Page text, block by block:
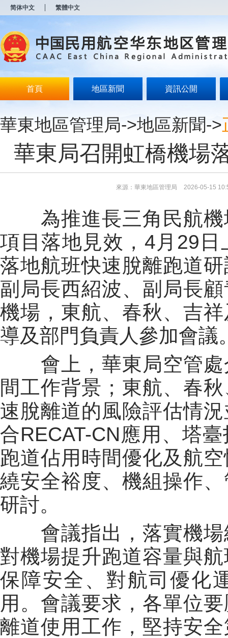
简体中文 繁體中文
首頁 地區新聞 資訊公開
華東地區管理局->地區新聞->
華東局召開虹橋機場
來源：華東地區管理局 2026-05-15
為推進長三角民航機
項目落地見效， 4 月 29
落地航班快速脫離跑道
副局長西紹波、副局長
機場，東航、春秋、吉
導及部門負責人參加會議
會上，華東局空管處
間工作背景；東航、春
速脫離道的風險評估情
合RECAT-CN應用、塔
跑道佔用時間優化及航
繞安全裕度、機組操作
研討。
會議指出，落實機場
對機場提升跑道容量與
保障安全、對航司優化
用。會議要求，各單位
離道使用工作，堅持安
开
无
障
说
明
Alt
加